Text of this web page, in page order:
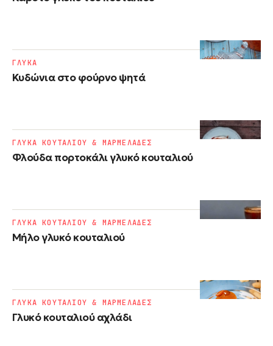
Κυδώνια στο φούρνο ψητά
ΓΛΥΚΑ
Φλούδα πορτοκάλι γλυκό κουταλιού
ΓΛΥΚΑ ΚΟΥΤΑΛΙΟΥ & ΜΑΡΜΕΛΑΔΕΣ
Μήλο γλυκό κουταλιού
ΓΛΥΚΑ ΚΟΥΤΑΛΙΟΥ & ΜΑΡΜΕΛΑΔΕΣ
Γλυκό κουταλιού αχλάδι
ΓΛΥΚΑ ΚΟΥΤΑΛΙΟΥ & ΜΑΡΜΕΛΑΔΕΣ